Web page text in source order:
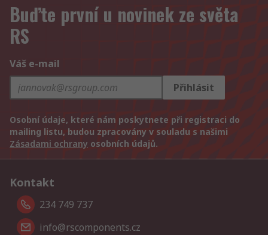
Buďte první u novinek ze světa
RS
Váš e-mail
Přihlásit
Osobní údaje, které nám poskytnete při registraci do
mailing listu, budou zpracovány v souladu s našimi
Zásadami ochrany osobních údajů.
Kontakt
234 749 737
info@rscomponents.cz